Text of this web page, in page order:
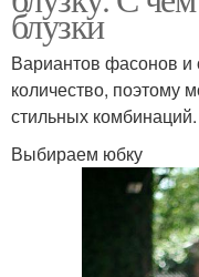
блузки
Вариантов фасонов и
количество, поэтому
стильных комбинаций.
Выбираем юбку